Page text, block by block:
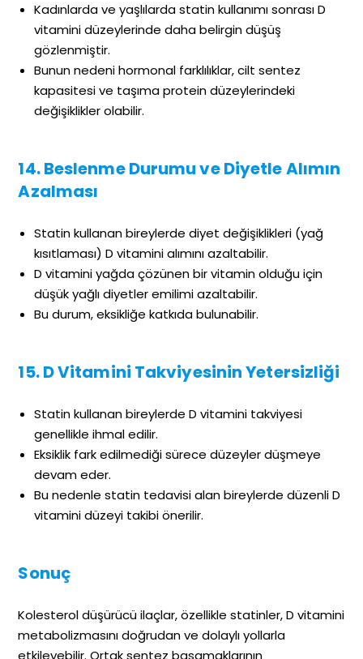
Kadınlarda ve yaşlılarda statin kullanımı sonrası D
vitamini düzeylerinde daha belirgin düşüş
gözlenmiştir.
Bunun nedeni hormonal farklılıklar, cilt sentez
kapasitesi ve taşıma protein düzeylerindeki
değişiklikler olabilir.
14. Beslenme Durumu ve Diyetle Alımın
Azalması
Statin kullanan bireylerde diyet değişiklikleri (yağ
kısıtlaması) D vitamini alımını azaltabilir.
D vitamini yağda çözünen bir vitamin olduğu için
düşük yağlı diyetler emilimi azaltabilir.
Bu durum, eksikliğe katkıda bulunabilir.
15. D Vitamini Takviyesinin Yetersizliği
Statin kullanan bireylerde D vitamini takviyesi
genellikle ihmal edilir.
Eksiklik fark edilmediği sürece düzeyler düşmeye
devam eder.
Bu nedenle statin tedavisi alan bireylerde düzenli D
vitamini düzeyi takibi önerilir.
Sonuç
Kolesterol düşürücü ilaçlar, özellikle statinler, D vitamini
metabolizmasını doğrudan ve dolaylı yollarla
etkileyebilir. Ortak sentez basamaklarının